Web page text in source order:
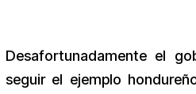
Desafortunadamente el
seguir el ejemplo